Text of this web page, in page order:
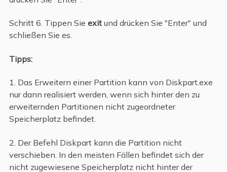
Schritt 6. Tippen Sie exit und drücken Sie "Enter" und
schließen Sie es.
Tipps:
1. Das Erweitern einer Partition kann von Diskpart.exe
nur dann realisiert werden, wenn sich hinter den zu
erweiternden Partitionen nicht zugeordneter
Speicherplatz befindet.
2. Der Befehl Diskpart kann die Partition nicht
verschieben. In den meisten Fällen befindet sich der
nicht zugewiesene Speicherplatz nicht hinter der